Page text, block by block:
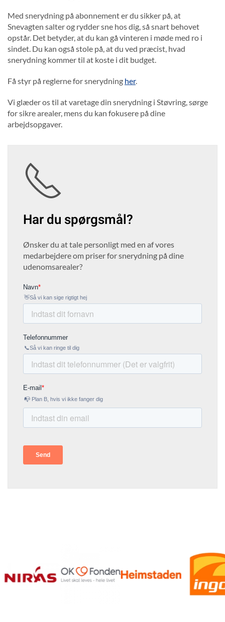
Med snerydning på abonnement er du sikker på, at
Snevagten salter og rydder sne hos dig, så snart behovet
opstår. Det betyder, at du kan gå vinteren i møde med ro i
sindet. Du kan også stole på, at du ved præcist, hvad
snerydning kommer til at koste i dit budget.
Få styr på reglerne for snerydning her.
Vi glæder os til at varetage din snerydning i Støvring, sørge
for sikre arealer, mens du kan fokusere på dine
arbejdsopgaver.
Har du spørgsmål?
Ønsker du at tale personligt med en af vores
medarbejdere om priser for snerydning på dine
udenomsarealer?